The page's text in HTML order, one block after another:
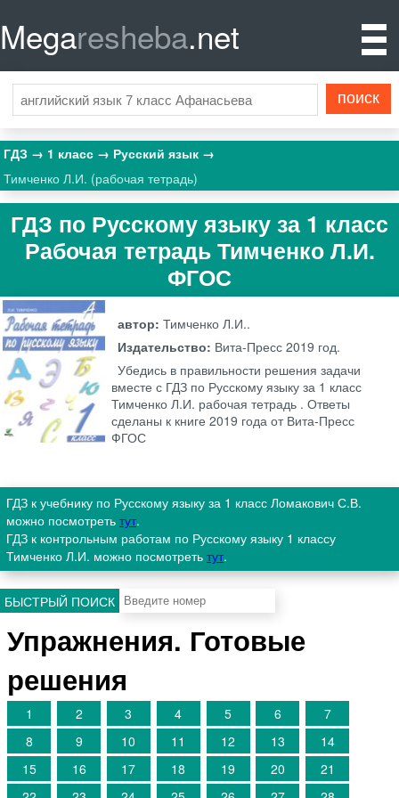
Megaresheba.net
ГДЗ 1 класс
Русский язык
Тимченко Л.И. (рабочая тетрадь)
ГДЗ по Русскому языку за 1 класс
Рабочая тетрадь Тимченко Л.И.
ФГОС
автор:Тимченко Л.И..
Издательство: Вита-Пресс 2019 год.
Убедись в правильности решения задачи
вместе с ГДЗ по Русскому языку за 1 класс
Тимченко Л.И. рабочая тетрадь . Ответы
сделаны к книге 2019 года от Вита-Пресс
ФГОС
ГДЗ к учебнику по Русскому языку за 1 класс Ломакович С.В.
можно посмотреть тут.
ГДЗ к контрольным работам по Русскому языку 1 классу
Тимченко Л.И. можно посмотреть тут.
БЫСТРЫЙ ПОИСК
Упражнения. Готовые
решения
1 2 3 4 5 6
7
8
9 10 11 12 13
14
15
16 17 18 19 20
21